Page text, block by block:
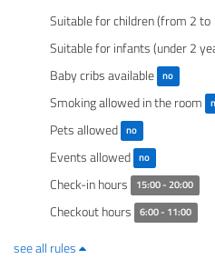
Suitable for children (from 2 to
Suitable for infants (under 2
Baby cribs available no
Smoking allowed in the room
Pets allowed no
Events allowed no
Check-in hours 15:00 - 20:00
Checkout hours 6:00 - 11:00
see all rules